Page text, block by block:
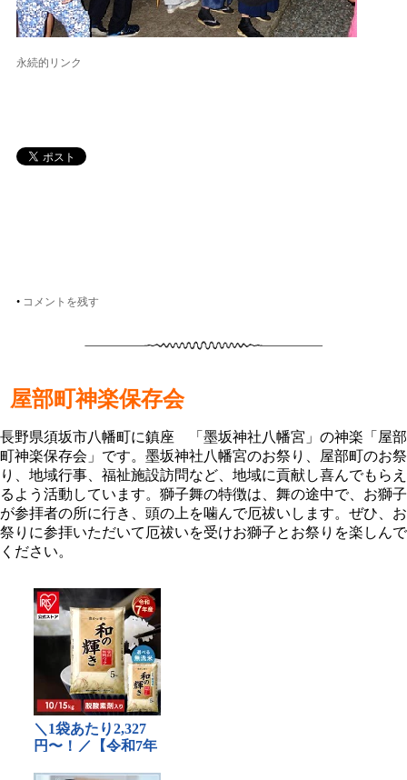
永続的リンク
• コメントを残す
屋部町神楽保存会
長野県須坂市八幡町に鎮座 「墨坂神社八幡宮」の神楽「屋部
町神楽保存会」です。墨坂神社八幡宮のお祭り、屋部町のお祭
り、地域行事、福祉施設訪問など、地域に貢献し喜んでもらえ
るよう活動しています。獅子舞の特徴は、舞の途中で、お獅子
が参拝者の所に行き、頭の上を噛んで厄祓いします。ぜひ、お
祭りに参拝いただいて厄祓いを受けお獅子とお祭りを楽しんで
ください。